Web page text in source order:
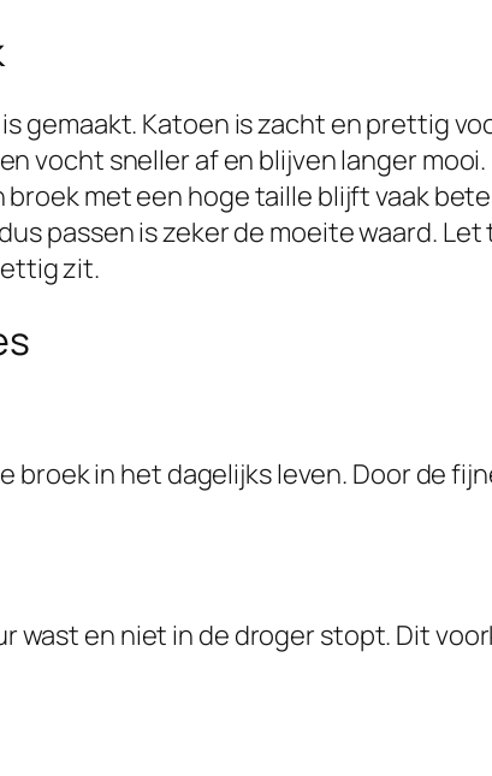
gemaakt. Katoen is zacht en prettig
vocht sneller af en blijven langer
met een hoge taille blijft vaak
passen is zeker de moeite waard.
zit.
in het dagelijks leven. Door de
wast en niet in de droger stopt. Dit